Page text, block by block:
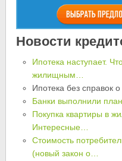
Новости
Ипотека наступает.
жилищным…
Ипотека без справок
Банки выполнили
Покупка квартиры в
Интересные…
Стоимость
(новый закон о…